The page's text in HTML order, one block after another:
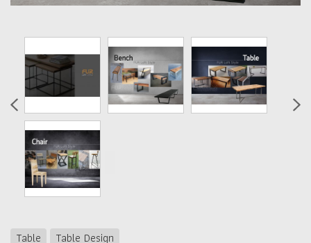
Table Table Design